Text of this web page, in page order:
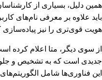
همین دلیل، بسیاری از
باید علاوه بر معرفی نام‌های
هویت قوی‌تری را نیز پیاده‌سازی
از سوی دیگر، متا اعلام کرده
جدیدی است که به تشخیص و
این فناوری‌ها شامل